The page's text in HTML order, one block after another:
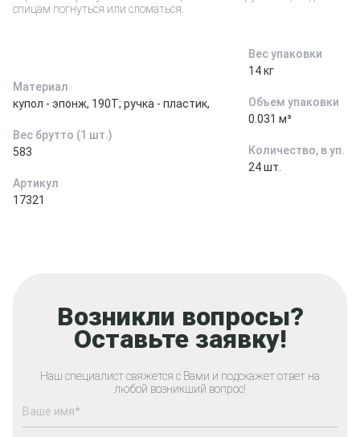
спицам погнуться или сломаться.
Материал
купол - эпонж, 190T; ручка - пластик,
Вес брутто (1 шт.)
583
Артикул
17321
Вес упаковки
14 кг
Объем упаковки
0.031 м³
Количество, в уп.
24 шт.
Возникли вопросы?
Оставьте заявку!
Наш специалист свяжется с Вами и подскажет ответ на
любой возникший вопрос!